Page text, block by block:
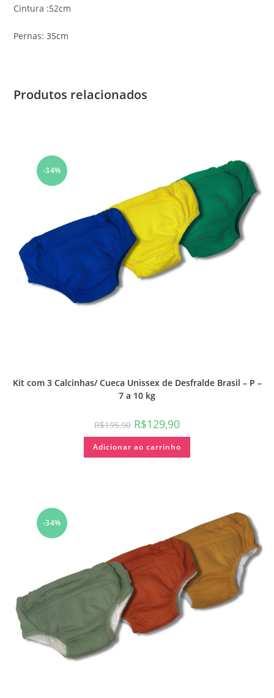
Cintura :52cm
Pernas: 35cm
Produtos relacionados
-34%
Kit com 3 Calcinhas/ Cueca Unissex de Desfralde Brasil – P –
7 a 10 kg
R$195,90 R$129,90
Adicionar ao carrinho
-34%